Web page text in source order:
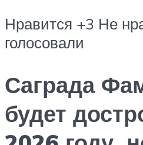
Нравится +3 Не
голосовали
Саграда
будет